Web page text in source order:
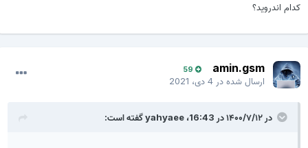
id=1HHQgEt0taC6FIhOg1033ySkJkI2DOtXH&
export=download
کدام اندروید؟
amin.gsm
59
ارسال شده در4 دی، 2021
در ۱۴۰۰/۷/۱۲ در 16:43، yahyaeeگفته است: